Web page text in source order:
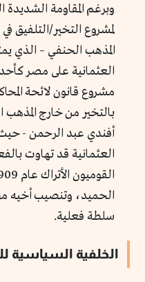
وبرغم المقاومة الشديدة
لمشروع التخير/التلفيق
المذهب الحنفي – الذي
العثمانية على مصر كأحد
مشروع قانون لائحة
بالتخير من خارج
أفندي عبد الرحمن -
العثمانية قد تهاوت
الحميد، وتنصيب
سلطة فعلية.
الخلفية السياسية